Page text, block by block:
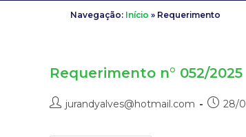
Navegação: Início » Requerimento
Requerimento n° 052/2025
jurandyalves@hotmail.com 28/